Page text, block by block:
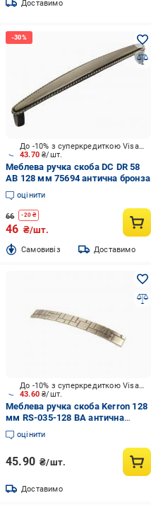
Доставимо
43.70₴/шт.
До -10% з суперкредиткою Visa Вигода
Меблева ручка скоба DC DR 58
AB 128 мм 75694 антична бронза
оцінити
66 -20 ₴
46 ₴/шт.
Cамовивіз Доставимо
43.60₴/шт.
До -10% з суперкредиткою Visa Вигода
Меблева ручка скоба Kerron 128
мм RS-035-128 BA антична
бронза
оцінити
45.90 ₴/шт.
Доставимо